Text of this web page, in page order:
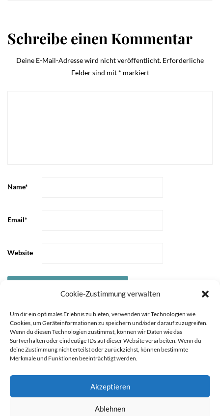
Cookie-Zustimmung verwalten
Um dir ein optimales Erlebnis zu bieten, verwenden wir Technologien wie
Cookies, um Geräteinformationen zu speichern und/oder darauf zuzugreifen.
Wenn du diesen Technologien zustimmst, können wir Daten wie das
Surfverhalten oder eindeutige IDs auf dieser Website verarbeiten. Wenn du
deine Zustimmung nicht erteilst oder zurückziehst, können bestimmte
Merkmale und Funktionen beeinträchtigt werden.
Akzeptieren
Ablehnen
Schreibe einen Kommentar
Deine E-Mail-Adresse wird nicht veröffentlicht. Erforderliche
Felder sind mit * markiert
Name*
Email*
Website
STARTSEITE
ÜBER
KOOPERATIONEN
Sie können die Erfassung Ihrer Daten durch Google Analytics
verhindern, indem Sie auf folgenden Link klicken. Es wird ein